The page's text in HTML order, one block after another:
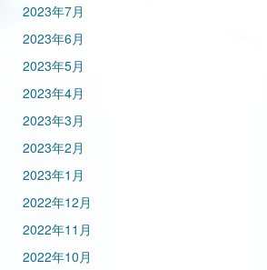
2023年7月
2023年6月
2023年5月
2023年4月
2023年3月
2023年2月
2023年1月
2022年12月
2022年11月
2022年10月